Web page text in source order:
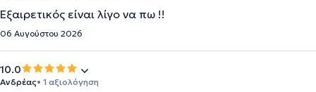
Εξαιρετικός είναι λίγο να πω !!
06 Αυγούστου 2026
10.0
Ανδρέας• 1 αξιολόγηση